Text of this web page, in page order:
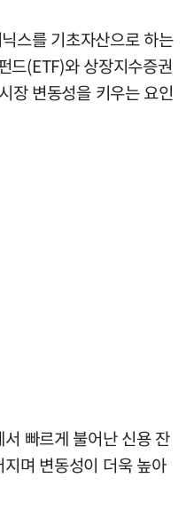
스를 기초자산으로 하는
드(ETF)와 상장지수증권
장 변동성을 키우는 요인
빠르게 불어난 신용 잔
며 변동성이 더욱 높아